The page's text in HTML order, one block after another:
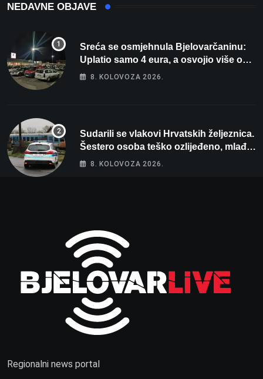
NEDAVNE OBJAVE
Sreća se osmjehnula Bjelovarčaninu:
Uplatio samo 4 eura, a osvojio više od
80 tisuća eura
8. KOLOVOZA 2026.
Sudarili se vlakovi Hrvatskih željeznica.
Šestero osoba teško ozlijeđeno, mlađa
žena na intenzivnoj
8. KOLOVOZA 2026.
Regionalni news portal